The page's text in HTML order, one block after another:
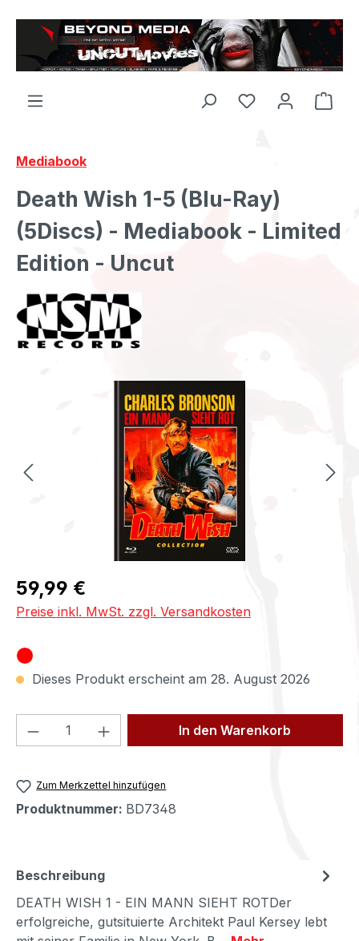
Zum Hauptinhalt springen
Mediabook
Death Wish 1-5 (Blu-Ray)
(5Discs) - Mediabook - Limited
Edition - Uncut
Bildergalerie überspringen
Regulärer Preis:
59,99 €
Preise inkl. MwSt. zzgl. Versandkosten
Dieses Produkt erscheint am 28. August 2026
Produkt Anzahl: Gib denIn den Warenkorb
Zum Merkzettel hinzufügen
Produktnummer: BD7348
Beschreibung
DEATH WISH 1 - EIN MANN SIEHT ROTDer
erfolgreiche, gutsituierte Architekt Paul Kersey lebt